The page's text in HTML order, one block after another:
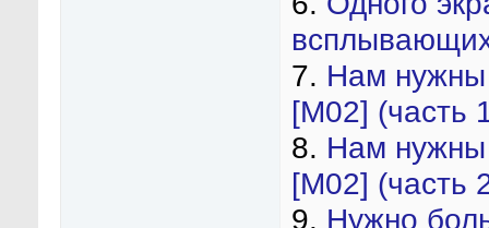
7. Нам
[М02] (часть
8. Нам
[М02] (часть
9. Нужно